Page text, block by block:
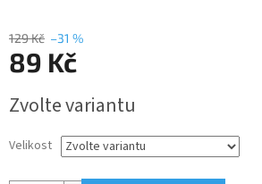
129 Kč –31 %
89 Kč
cena:
Zvolte variantu
Velikost